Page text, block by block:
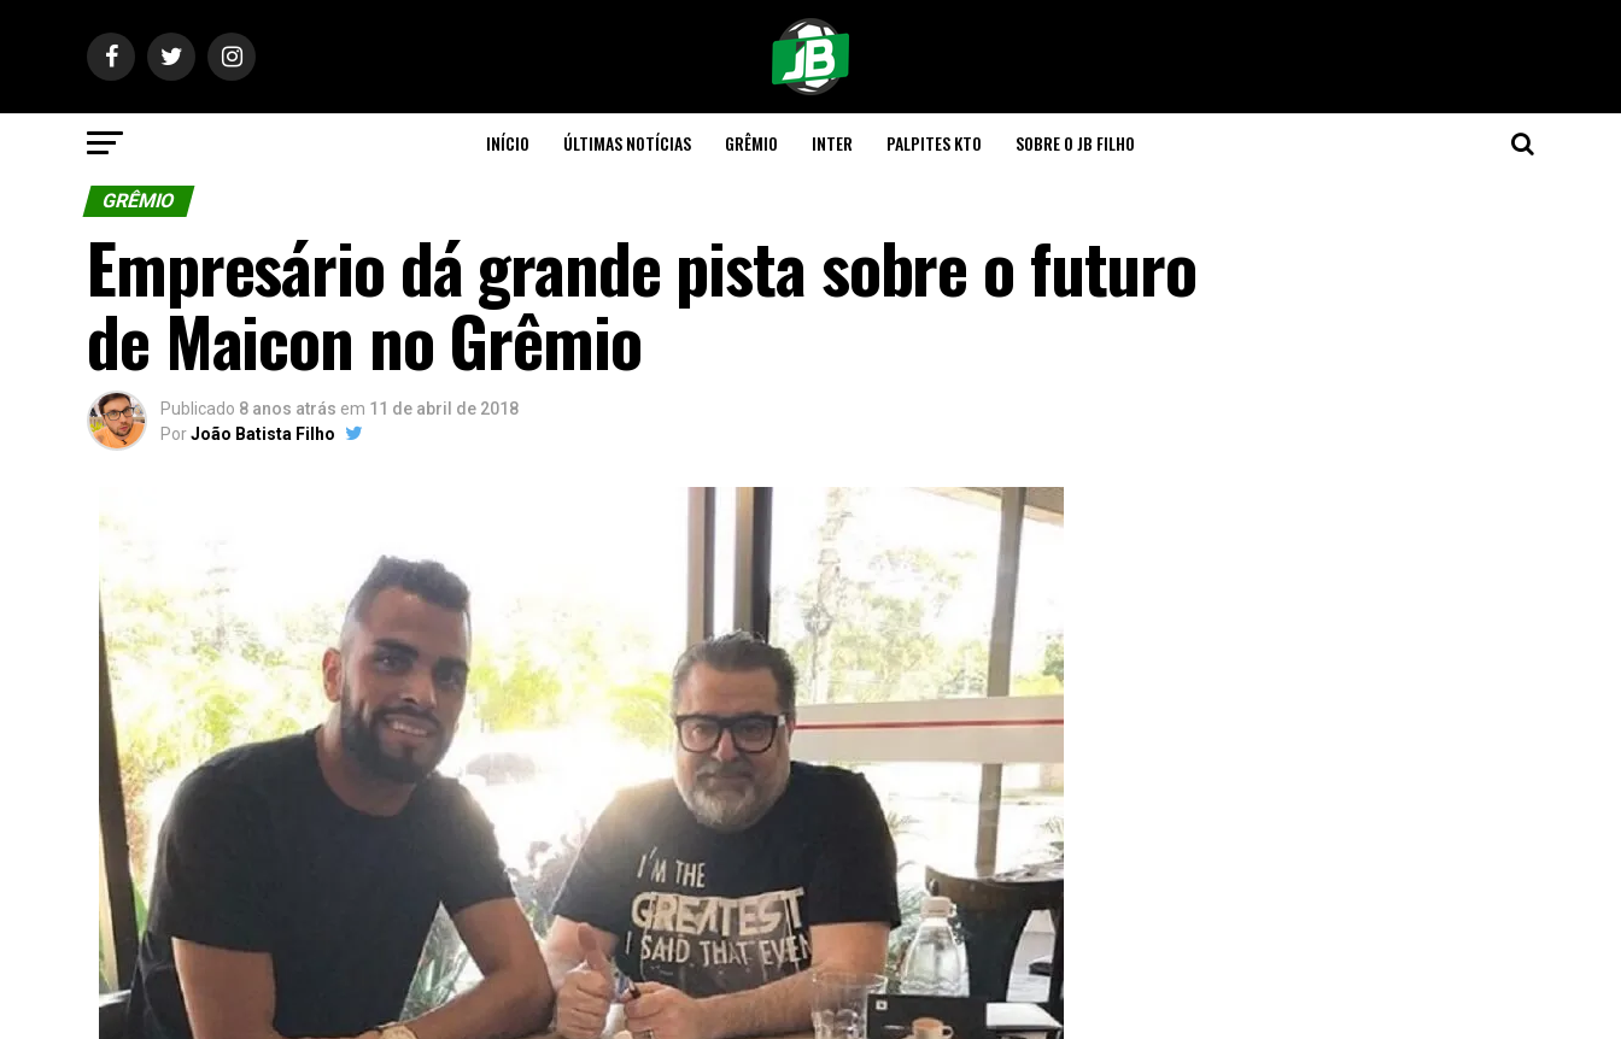
INÍCIO ÚLTIMAS NOTÍCIAS GRÊMIO INTER PALPITES KTO SOBRE O JB FILHO
GRÊMIO
Empresário dá grande pista sobre o futuro
de Maicon no Grêmio
Publicado 8 anos atrás em 11 de abril de 2018
PorJoão Batista Filho